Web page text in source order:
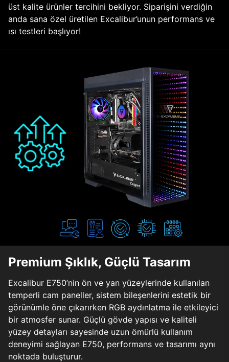
üst kalite ürünler tercihini bekliyor. Siparişini verdiğin
anda sana özel üretilen Excalibur’unun performans ve
ısı testleri başlıyor!
Premium Şıklık, Güçlü Tasarım
Excalibur E750’nin ön ve yan yüzeylerinde kullanılan
temperli cam paneller, sistem bileşenlerini estetik bir
görünümle öne çıkarırken RGB aydınlatma ile etkileyici
bir atmosfer sunar. Güçlü gövde yapısı ve kaliteli
yüzey detayları sayesinde uzun ömürlü kullanım
deneyimi sağlayan E750, performans ve tasarımı aynı
noktada buluşturur.